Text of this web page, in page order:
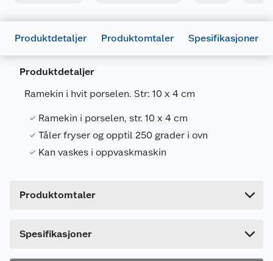
Produktdetaljer Produktomtaler Spesifikasjoner
Produktdetaljer
Ramekin i hvit porselen. Str: 10 x 4 cm
Ramekin i porselen, str. 10 x 4 cm
Tåler fryser og opptil 250 grader i ovn
Kan vaskes i oppvaskmaskin
Produktomtaler
Dette produktet har ikke fått noen omtale ennå.
Spesifikasjoner
Artikkelnummer
5709386761875
Leverandørens artikkelnummer
Forpakningsmål